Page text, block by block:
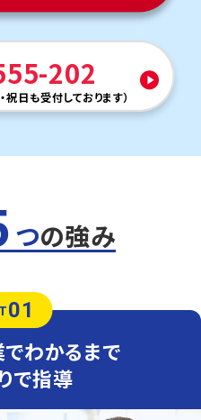
生じた疑問点を自分でまとめ
ます。その力を養うための具
ています
啓明中、立命館慶祥中
202
祝日も受付しております）
つの強み
01
わかるまで
で指導